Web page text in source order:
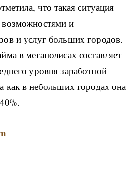
что такая ситуация
и
и услуг больших городов.
в мегаполисах составляет
уровня заработной
как в небольших городах она